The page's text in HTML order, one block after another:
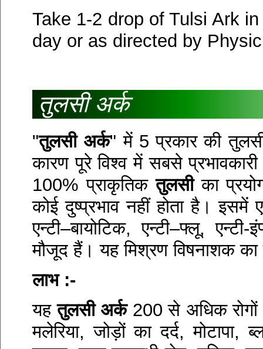
Take 1-2 drop of Tulsi Ark
day or as directed by
तुलसी अर्क
"तुलसी अर्क" में 5 प्रकार की
कारण पूरे विश्व में सबसे
100% प्राकृतिकतुलसीका
कोई दुष्प्रभाव नहीं होता है। इसमें
एन्टी–बायोटिक, एन्टी–फ्लू,
मौजूद हैं। यह मिश्रण विषनाशक का
लाभ :-
यहतुलसी अर्क200 से अधिक
मलेरिया, जोड़ों का दर्द, मोटापा,